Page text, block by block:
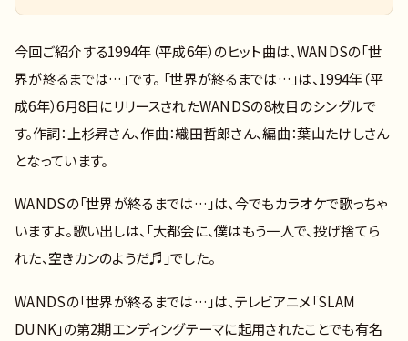
今回ご紹介する1994年（平成6年）のヒット曲は、WANDSの「世
界が終るまでは…」です。 「世界が終るまでは…」は、1994年（平
成6年）6月8日にリリースされたWANDSの8枚目のシングルで
す。作詞：上杉昇さん、作曲：織田哲郎さん、編曲：葉山たけしさん
となっています。
WANDSの「世界が終るまでは…」は、今でもカラオケで歌っちゃ
いますよ。歌い出しは、「大都会に、僕はもう一人で、投げ捨てら
れた、空きカンのようだ♬」でした。
WANDSの「世界が終るまでは…」は、テレビアニメ「SLAM
DUNK」の第2期エンディングテーマに起用されたことでも有名